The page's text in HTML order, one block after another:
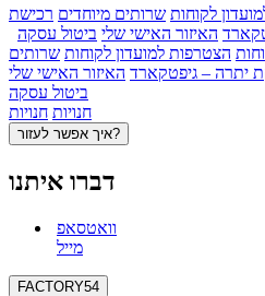
לקוחות שרותים מיוחדים רכישת
האיזור האישי שלי ביטול עסקה
הצטרפות למועדון לקוחות שרותים
יתרה – גיפטקארד האיזור האישי שלי
ביטול עסקה
חנויות חנויות
איך אפשר לעזור?
דברו איתנו
וואטסאפ
מייל
FACTORY54